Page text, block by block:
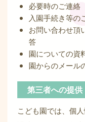
必要時のご連絡
入園手続き等の
お問い合わせ頂
答
園についての資
園からのメール
第三者への提供
こども園では、個